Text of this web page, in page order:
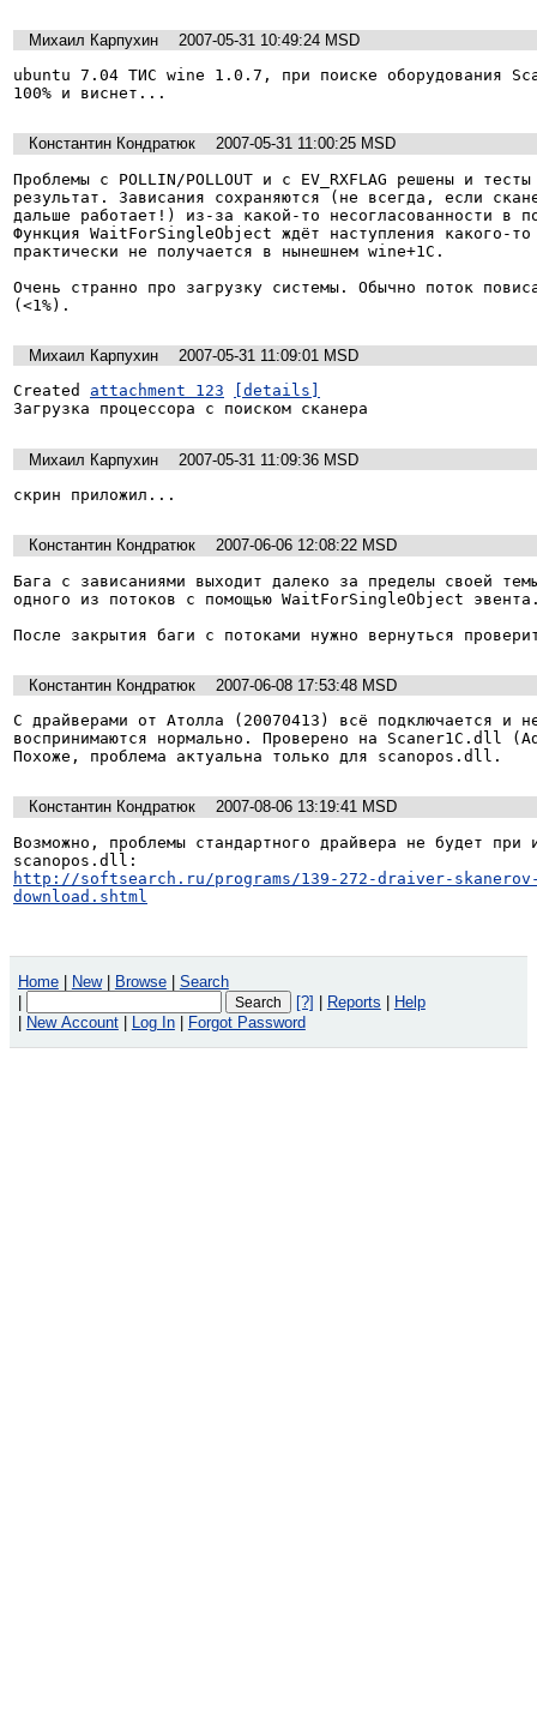
Михаил Карпухин
2007-05-31 10:49:24 MSD
ubuntu 7.04 ТИС wine 1.0.7, при поиске оборудования
100% и виснет...
Константин Кондратюк
2007-05-31 11:00:25 MSD
Проблемы с POLLIN/POLLOUT и с EV_RXFLAG решены и
результат. Зависания сохраняются (не всегда, если
дальше работает!) из-за какой-то несогласованности в
Функция WaitForSingleObject ждёт наступления какого-
практически не получается в нынешнем wine+1C.
Очень странно про загрузку системы. Обычно поток
(<1%).
Михаил Карпухин
2007-05-31 11:09:01 MSD
Created attachment 123
[details]
Загрузка процессора с поиском сканера
Михаил Карпухин
2007-05-31 11:09:36 MSD
скрин приложил...
Константин Кондратюк
2007-06-06 12:08:22 MSD
Бага с зависаниями выходит далеко за пределы своей
одного из потоков с помощью WaitForSingleObject
После закрытия баги с потоками нужно вернуться
Константин Кондратюк
2007-06-08 17:53:48 MSD
С драйверами от Атолла (20070413) всё подключается и
воспринимаются нормально. Проверено на Scaner1C.dll
Константин Кондратюк
2007-08-06 13:19:41 MSD
Возможно, проблемы стандартного драйвера не будет при
http://softsearch.ru/programs/139-272-draiver-
download.shtml
Home New Browse
Search
[?] Reports
Help
New Account Log In Forgot Password